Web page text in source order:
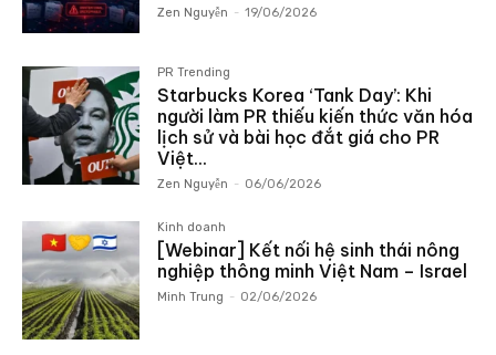
Zen Nguyễn - 19/06/2026
PR Trending
Starbucks Korea ‘Tank Day’: Khi
người làm PR thiếu kiến thức văn hóa
lịch sử và bài học đắt giá cho PR
Việt...
Zen Nguyễn - 06/06/2026
Kinh doanh
[Webinar] Kết nối hệ sinh thái nông
nghiệp thông minh Việt Nam – Israel
Minh Trung - 02/06/2026